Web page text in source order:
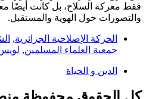
فقط معركة السلاح، بل كانت أيضًا
والتصورات حول الهوية والمستقبل.
الحركة الإصلاحية الجزائرية,
جمعية العلماء المسلمين,
الدين و الحياة